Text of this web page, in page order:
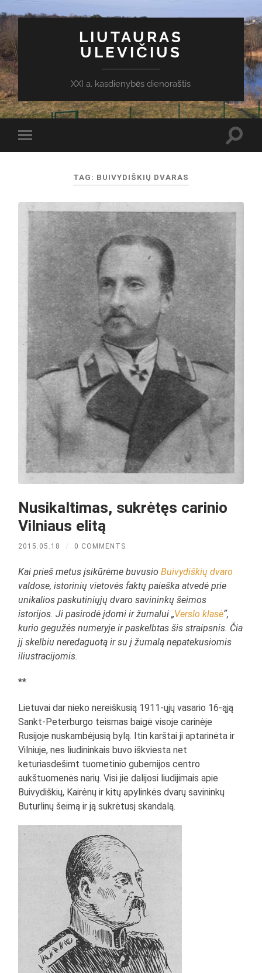
LIUTAURAS
ULEVIČIUS
XXI a. kasdienybės dienoraštis
Toggle
mobile
TAG: BUIVYDIŠKIŲ DVARAS
Nusikaltimas, sukrėtęs carinio
Vilniaus elitą
2015.05.18 / 0 COMMENTS
Kai prieš metus įsikūrėme buvusioBuivydiškių dvaro
valdose, istorinių vietovės faktų paieška atvedė prie
unikalios paskutiniųjų dvaro savininkų šeimos
istorijos. Ji pasirodė įdomi ir žurnalui „Verslo klasė“,
kurio gegužės numeryje ir paskelbtas šis straipsnis. Čia
jį skelbiu neredaguotą ir su į žurnalą nepatekusiomis
iliustracijomis.
**
Lietuvai dar nieko nereiškusią 1911-ųjų vasario 16-ąją
Sankt-Peterburgo teismas baigė visoje carinėje
Rusijoje nuskambėjusią bylą. Itin karštai ji aptarinėta ir
Vilniuje, nes liudininkais buvo iškviesta net
keturiasdešimt tuometinio gubernijos centro
aukštuomenės narių. Visi jie dalijosi liudijimais apie
Buivydiškių, Kairėnų ir kitų apylinkės dvarų savininkų
Buturlinų šeimą ir ją sukrėtusį skandalą.